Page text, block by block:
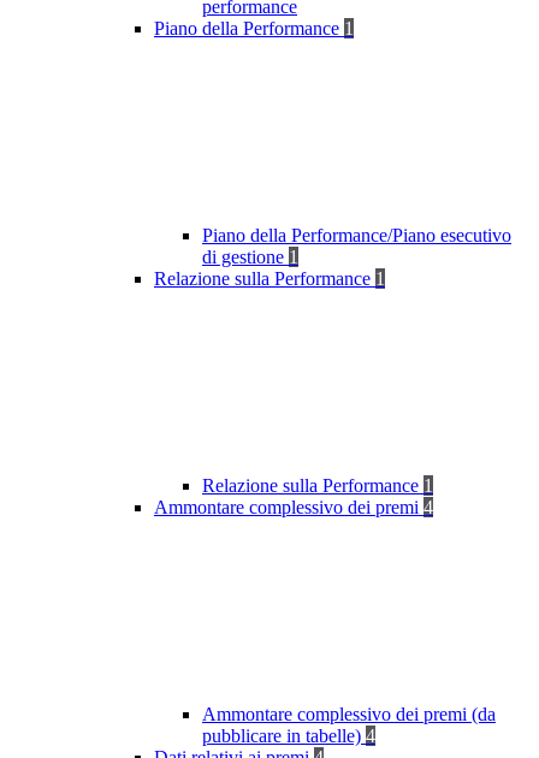
performance
Piano della Performance 1
Piano della Performance/Piano esecutivo
di gestione 1
Relazione sulla Performance 1
Relazione sulla Performance 1
Ammontare complessivo dei premi 4
Ammontare complessivo dei premi (da
pubblicare in tabelle) 4